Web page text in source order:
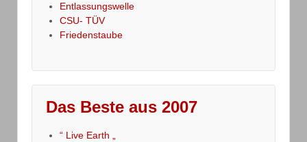
Entlassungswelle
CSU- TÜV
Friedenstaube
Das Beste aus 2007
“ Live Earth „